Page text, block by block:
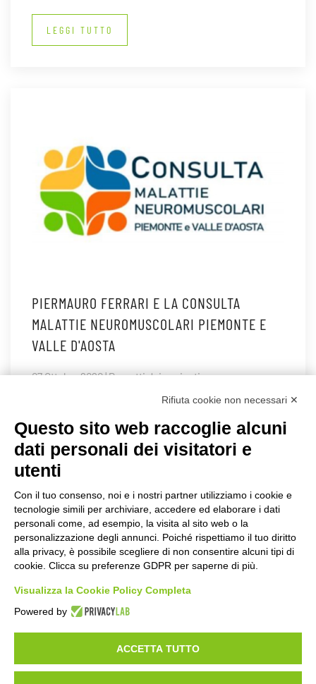
LEGGI TUTTO
PIERMAURO FERRARI E LA CONSULTA
MALATTIE NEUROMUSCOLARI PIEMONTE E
VALLE D'AOSTA
07 Ottobre 2020 | Progetti dei pazienti
©2020 GFBONLUS.IT - GRUPPO FAMILIARI BETA-SARCOGLICANOPATIE
+39 328 0075986 INFO@BETA-SARCOGLICANOPATIE.IT
VIA CIVASCA 112 23018TALAMONA - SO ITALIA
Made byNoratech
Rifiuta cookie non necessari ✕
Questo sito web raccoglie alcuni
dati personali dei visitatori e
utenti
Con il tuo consenso, noi e i nostri partner utilizziamo i cookie e
tecnologie simili per archiviare, accedere ed elaborare i dati
personali come, ad esempio, la visita al sito web o la
personalizzazione degli annunci. Poiché rispettiamo il tuo diritto
alla privacy, è possibile scegliere di non consentire alcuni tipi di
cookie. Clicca su preferenze GDPR per saperne di più.
Visualizza la Cookie Policy Completa
Powered by
ACCETTA TUTTO